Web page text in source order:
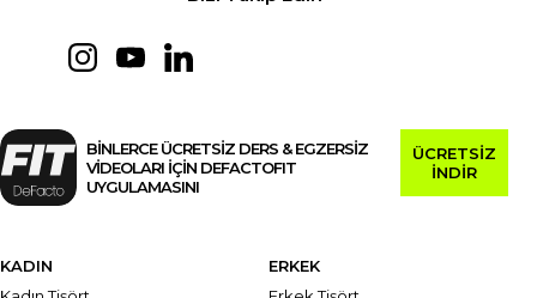
BİNLERCE ÜCRETSİZ DERS & EGZERSİZ
VİDEOLARI İÇİN DEFACTOFIT
UYGULAMASINI
ÜCRETSİZ
İNDİR
KADIN
ERKEK